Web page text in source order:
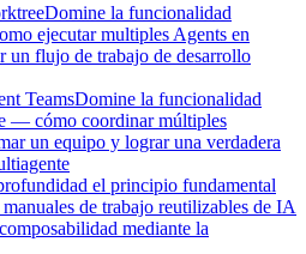
Domine la funcionalidad
ejecutar multiples Agents en
un flujo de trabajo de desarrollo
TeamsDomine la funcionalidad
— cómo coordinar múltiples
un equipo y lograr una verdadera
el principio fundamental
de trabajo reutilizables de IA
mediante la